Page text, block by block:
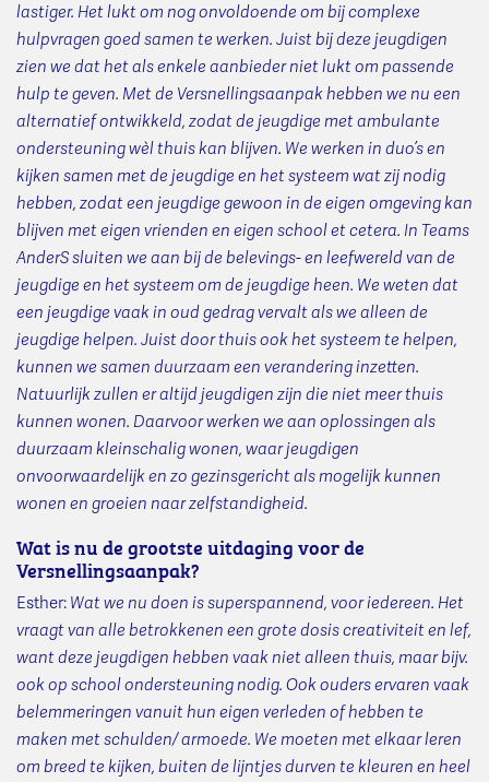
lastiger. Het lukt om nog onvoldoende om bij complexe
hulpvragen goed samen te werken. Juist bij deze jeugdigen
zien we dat het als enkele aanbieder niet lukt om passende
hulp te geven. Met de Versnellingsaanpak hebben we nu een
alternatief ontwikkeld, zodat de jeugdige met ambulante
ondersteuning wèl thuis kan blijven. We werken in duo’s en
kijken samen met de jeugdige en het systeem wat zij nodig
hebben, zodat een jeugdige gewoon in de eigen omgeving kan
blijven met eigen vrienden en eigen school et cetera. In Teams
AnderS sluiten we aan bij de belevings- en leefwereld van de
jeugdige en het systeem om de jeugdige heen. We weten dat
een jeugdige vaak in oud gedrag vervalt als we alleen de
jeugdige helpen. Juist door thuis ook het systeem te helpen,
kunnen we samen duurzaam een verandering inzetten.
Natuurlijk zullen er altijd jeugdigen zijn die niet meer thuis
kunnen wonen. Daarvoor werken we aan oplossingen als
duurzaam kleinschalig wonen, waar jeugdigen
onvoorwaardelijk en zo gezinsgericht als mogelijk kunnen
wonen en groeien naar zelfstandigheid.
Wat is nu de grootste uitdaging voor de
Versnellingsaanpak?
Esther: Wat we nu doen is superspannend, voor iedereen. Het
vraagt van alle betrokkenen een grote dosis creativiteit en lef,
want deze jeugdigen hebben vaak niet alleen thuis, maar bijv.
ook op school ondersteuning nodig. Ook ouders ervaren vaak
belemmeringen vanuit hun eigen verleden of hebben te
maken met schulden/ armoede. We moeten met elkaar leren
om breed te kijken, buiten de lijntjes durven te kleuren en heel